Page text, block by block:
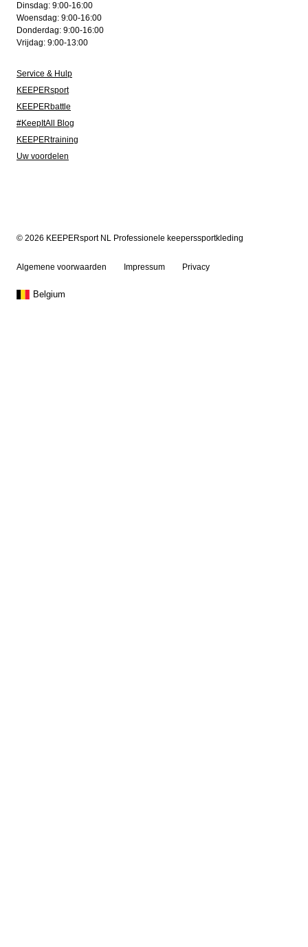
Dinsdag: 9:00-16:00
Woensdag: 9:00-16:00
Donderdag: 9:00-16:00
Vrijdag: 9:00-13:00
Service & Hulp
KEEPERsport
KEEPERbattle
#KeepItAll Blog
KEEPERtraining
Uw voordelen
© 2026 KEEPERsport NL Professionele keeperssportkleding
Algemene voorwaarden Impressum Privacy
Belgium